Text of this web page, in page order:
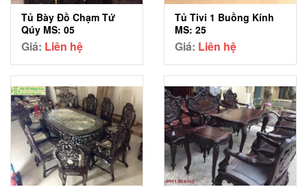
Tủ Bày Đồ Chạm Tứ
Qúy MS: 05
Giá: Liên hệ
Tủ Tivi 1 Buồng Kính
MS: 25
Giá: Liên hệ